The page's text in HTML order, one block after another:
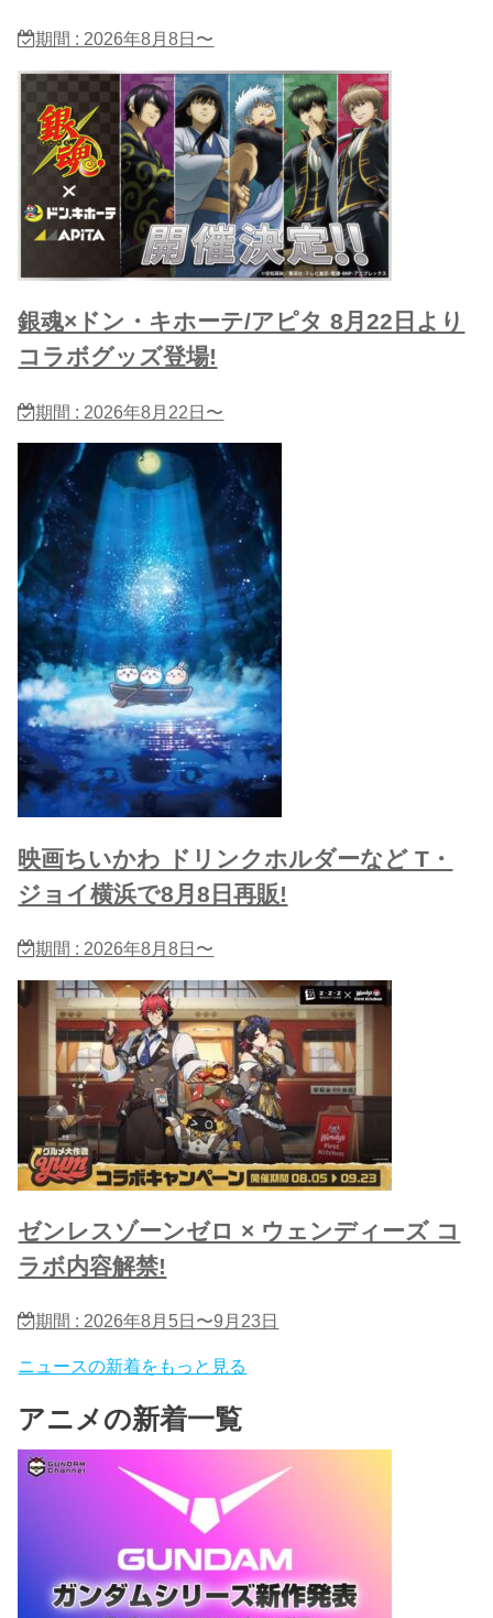
期間 : 2026年8月8日〜
銀魂×ドン・キホーテ/アピタ 8月22日より
コラボグッズ登場!
期間 : 2026年8月22日〜
映画ちいかわ ドリンクホルダーなど T・
ジョイ横浜で8月8日再販!
期間 : 2026年8月8日〜
ゼンレスゾーンゼロ × ウェンディーズ コ
ラボ内容解禁!
期間 : 2026年8月5日〜9月23日
ニュースの新着をもっと見る
アニメの新着一覧